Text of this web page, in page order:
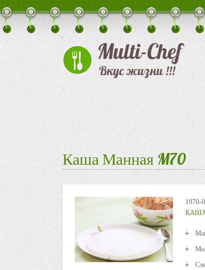
Каша Манная M70
1970-